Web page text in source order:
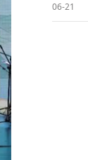
06-21